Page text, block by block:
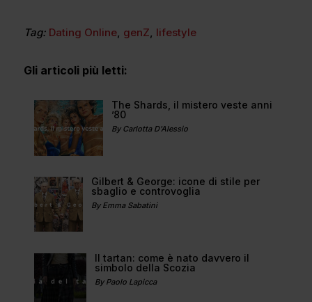
Tag: Dating Online, genZ, lifestyle
Gli articoli più letti:
The Shards, il mistero veste anni
’80
By Carlotta D'Alessio
Gilbert & George: icone di stile per
sbaglio e controvoglia
By Emma Sabatini
Il tartan: come è nato davvero il
simbolo della Scozia
By Paolo Lapicca